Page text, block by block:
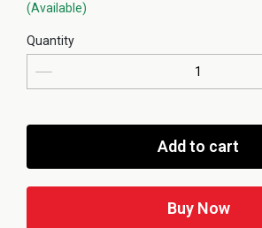
(Available)
Quantity
Add to cart
Buy Now